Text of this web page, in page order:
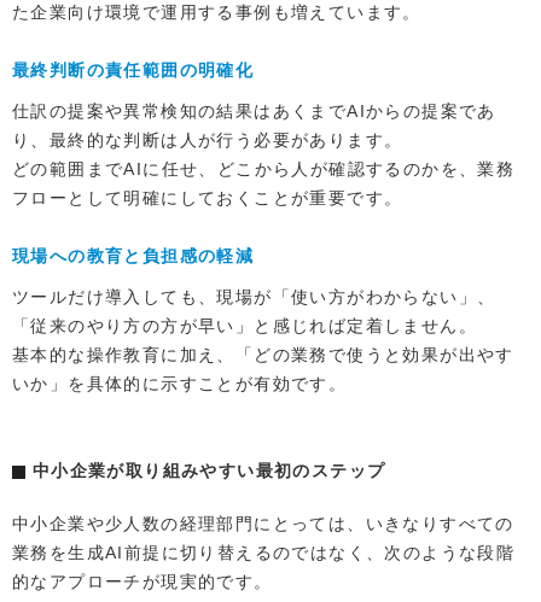
た企業向け環境で運用する事例も増えています。
最終判断の責任範囲の明確化
仕訳の提案や異常検知の結果はあくまでAIからの提案であ
り、最終的な判断は人が行う必要があります。
どの範囲までAIに任せ、どこから人が確認するのかを、業務
フローとして明確にしておくことが重要です。
現場への教育と負担感の軽減
ツールだけ導入しても、現場が「使い方がわからない」、
「従来のやり方の方が早い」と感じれば定着しません。
基本的な操作教育に加え、「どの業務で使うと効果が出やす
いか」を具体的に示すことが有効です。
中小企業が取り組みやすい最初のステップ
中小企業や少人数の経理部門にとっては、いきなりすべての
業務を生成AI前提に切り替えるのではなく、次のような段階
的なアプローチが現実的です。